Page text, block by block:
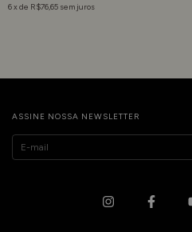
6x de R$76,65 sem juros
ASSINE NOSSA NEWSLETTER